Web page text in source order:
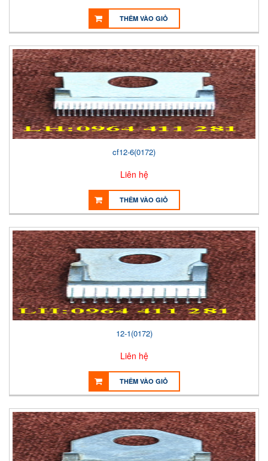
THÊM VÀO GIỎ
cf12-6(0172)
Liên hệ
THÊM VÀO GIỎ
12-1(0172)
Liên hệ
THÊM VÀO GIỎ